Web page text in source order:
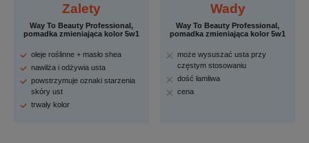
Zalety
Way To Beauty Professional,
pomadka zmieniająca kolor 5w1
oleje roślinne + masło shea
nawilża i odżywia usta
powstrzymuje oznaki starzenia
skóry ust
trwały kolor
Wady
Way To Beauty Professional,
pomadka zmieniająca kolor 5w1
może wysuszać usta przy
częstym stosowaniu
dość łamliwa
cena